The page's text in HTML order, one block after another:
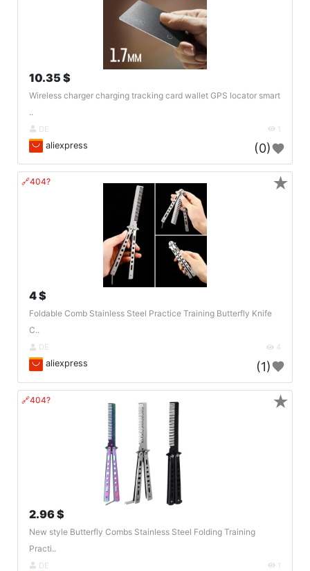
10.35 $
Wireless charger charging tracking card wallet GPS locator smart
..
DE 1
aliexpress (0)
🔗404?
4 $
Foldable Comb Stainless Steel Practice Training Butterfly Knife
C..
DE 4
aliexpress (1)
★
🔗404?
2.96 $
New style Butterfly Combs Stainless Steel Folding Training
Practi..
DE 1
★